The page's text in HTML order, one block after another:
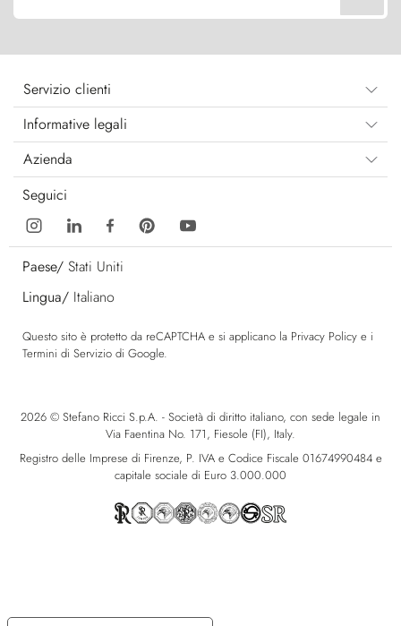
Servizio clienti
Informative legali
Azienda
Seguici
Paese/ Stati Uniti
Lingua/ Italiano
Questo sito è protetto da reCAPTCHA e si applicano la Privacy Policy e i
Termini di Servizio di Google.
2026 © Stefano Ricci S.p.A. - Società di diritto italiano, con sede legale in
Via Faentina No. 171, Fiesole (FI), Italy.
Registro delle Imprese di Firenze, P. IVA e Codice Fiscale 01674990484 e
capitale sociale di Euro 3.000.000